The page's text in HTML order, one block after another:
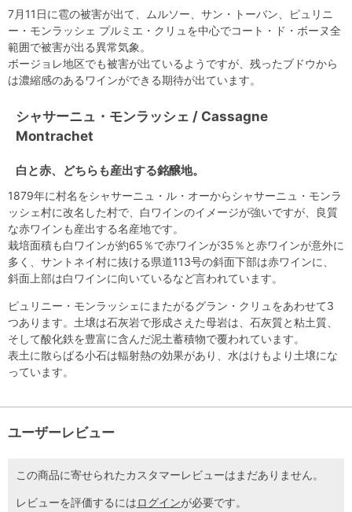
7月11日に雹の被害が出て、ムルソー、サン・トーバン、ピュリニ
ー・モンラッシェ プルミエ・クリュを中心でコート・ド・ボーヌ全
範囲で被害が出る異常気象。
ボージョレ地区でも被害が出ているようですが、残ったブドウから
は濃縮感のあるワインができる期待が出ています。
シャサーニュ・モンラッシェ / Cassagne
Montrachet
白と赤、どちらも産出する銘醸地。
1879年に村名をシャサーニュ・ル・オーからシャサーニュ・モンラ
ッシェ村に改名した村で、白ワインのイメージが強いですが、良質
な赤ワインも産出する名産地です。
栽培面積も白ワインが約65％で赤ワインが35％と赤ワインが意外に
多く、サントネイ村に抜ける県道113号の斜面下部は赤ワインに、
斜面上部は白ワインに向いているなど言われています。
ピュリニー・モンラッシェにまたがるグラン・クリュをあわせて3
つあります。土壌は石灰岩で形成さえた母岩は、石灰質と粘土質、
そして酸化鉄を豊富に含んだ泥土蓄積物で覆われています。
表土に散らばる小石は輻射熱の効果があり、水はけもより土壌にな
っています。
ユーザーレビュー
この商品に寄せられたカスタマーレビューはまだありません。
レビューを評価するにはログインが必要です。